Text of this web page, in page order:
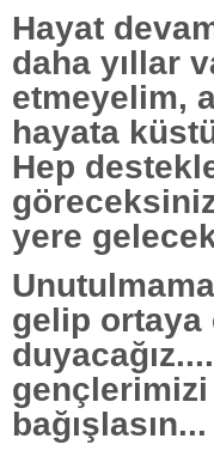
Hayat
daha yıllar
etmeyelim,
hayata
Hep
yere
gelip ortaya
bağışlasın...